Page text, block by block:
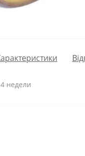
недели